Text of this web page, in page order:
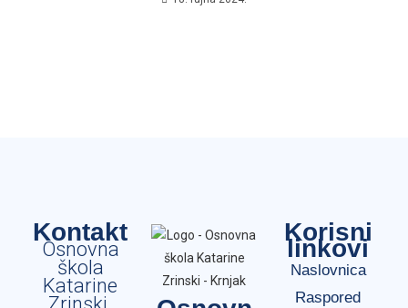
Kontakt
Osnovna
škola
Katarine
Korisni
linkovi
Naslovnica
Raspored